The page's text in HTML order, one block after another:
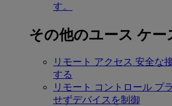
す。
その他のユース ケー
リモート アクセス 安全な
する
リモート コントロール プ
せずデバイスを制御